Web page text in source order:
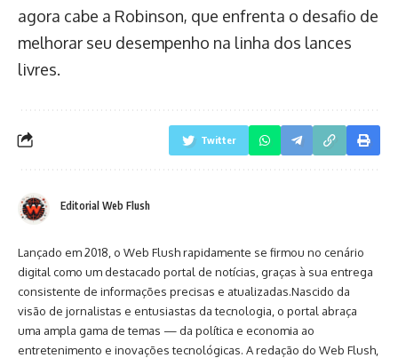
agora cabe a Robinson, que enfrenta o desafio de
melhorar seu desempenho na linha dos lances
livres.
Twitter
Editorial Web Flush
Lançado em 2018, o Web Flush rapidamente se firmou no cenário
digital como um destacado portal de notícias, graças à sua entrega
consistente de informações precisas e atualizadas.Nascido da
visão de jornalistas e entusiastas da tecnologia, o portal abraça
uma ampla gama de temas — da política e economia ao
entretenimento e inovações tecnológicas. A redação do Web Flush,